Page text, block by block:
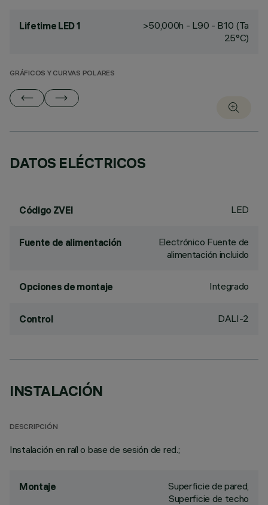
Lifetime LED 1
>50,000h - L90 - B10 (Ta
25°C)
GRÁFICOS Y CURVAS POLARES
DATOS ELÉCTRICOS
Código ZVEI LED
Fuente de alimentación
Electrónico Fuente de
alimentación incluido
Opciones de montaje Integrado
Control DALI-2
INSTALACIÓN
DESCRIPCIÓN
Instalación en raíl o base de sesión de red.;
Montaje
Superficie de pared,
Superficie de techo